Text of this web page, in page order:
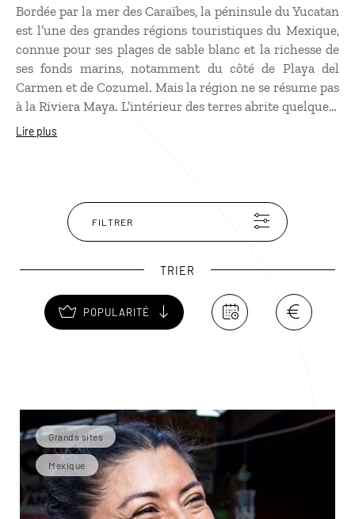
Bordée par la mer des Caraïbes, la péninsule du Yucatan
est l’une des grandes régions touristiques du Mexique,
connue pour ses plages de sable blanc et la richesse de
ses fonds marins, notamment du côté de Playa del
Carmen et de Cozumel. Mais la région ne se résume pas
à la Riviera Maya. L’intérieur des terres abrite quelques-
uns des plus grands sites mayas du pays, comme
entre sites archéologiques, villes coloniales, cenotes et
anciennes haciendas.
Lire plus
FILTRER
TRIER
POPULARITÉ
Grands sites
Mexique